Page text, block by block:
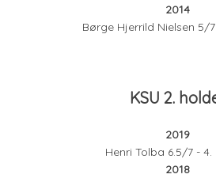
2014
Børge Hjerrild Nielsen 5/
KSU 2.
2019
Henri Tolba 6.5/7 -
2018